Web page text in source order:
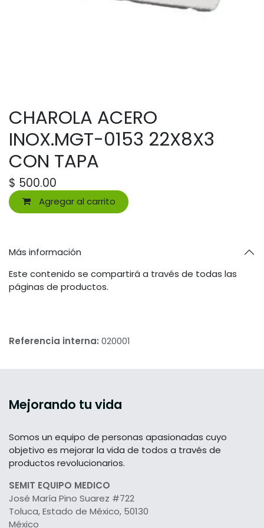
CHAROLA ACERO
INOX.MGT-0153 22X8X3
CON TAPA
$ 500.00
Agregar al carrito
Más información
Este contenido se compartirá a través de todas las
páginas de productos.
Referencia interna: 020001
Mejorando tu vida
Somos un equipo de personas apasionadas cuyo
objetivo es mejorar la vida de todos a través de
productos revolucionarios.
SEMIT EQUIPO MEDICO
José María Pino Suarez #722
Toluca, Estado de México, 50130
México